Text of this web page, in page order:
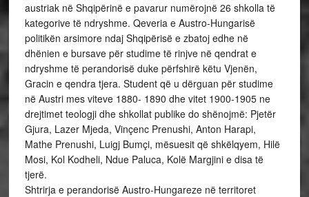
austriak në Shqipërinë e pavarur numërojnë 26 shkolla të
kategorive të ndryshme. Qeveria e Austro-Hungarisë
politikën arsimore ndaj Shqipërisë e zbatoj edhe në
dhënien e bursave për studime të rinjve në qendrat e
ndryshme të perandorisë duke përfshirë këtu Vjenën,
Gracin e qendra tjera. Student që u dërguan për studime
në Austri mes viteve 1880- 1890 dhe vitet 1900-1905 ne
drejtimet teologji dhe shkollat publike do shënojmë: Pjetër
Gjura, Lazer Mjeda, Vinçenc Prenushi, Anton Harapi,
Mathe Prenushi, Luigj Bumçi, mësuesit që shkëlqyem, Hilë
Mosi, Kol Kodheli, Ndue Paluca, Kolë Margjini e disa të
tjerë.
Shtrirja e perandorisë Austro-Hungareze në territoret